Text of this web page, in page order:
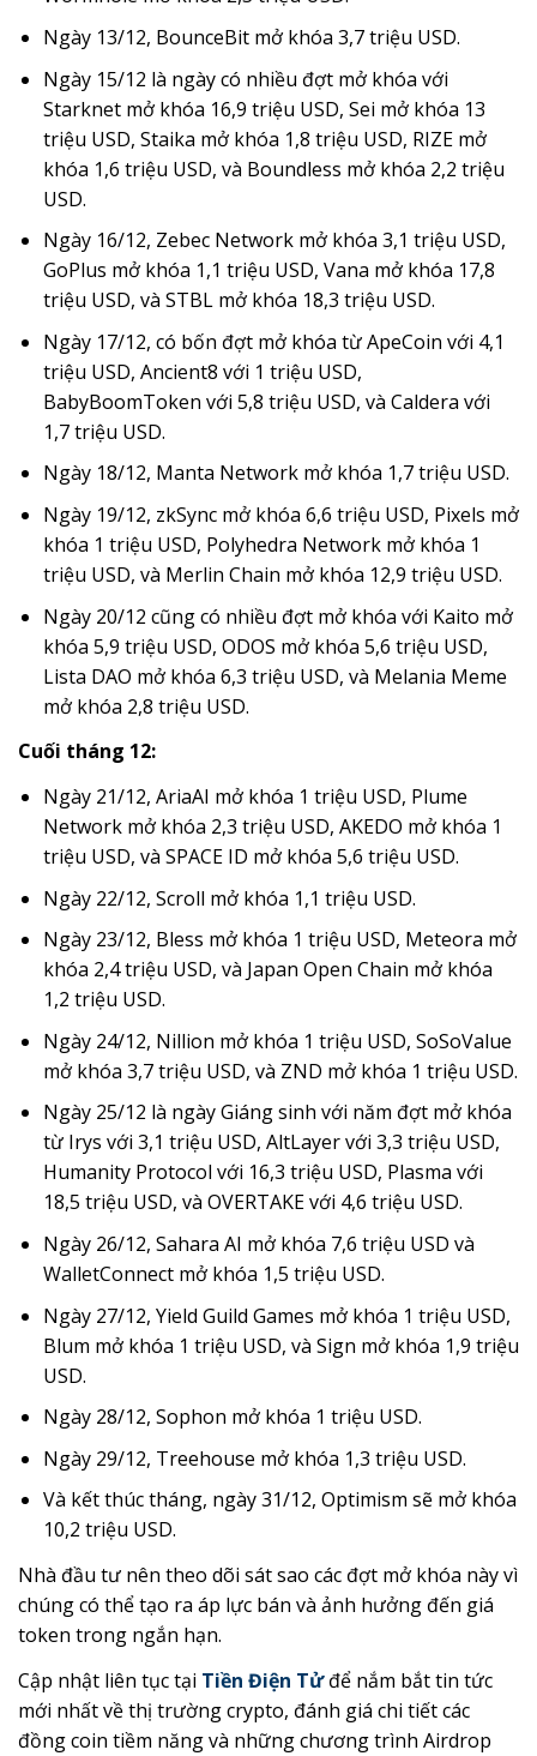
Ngày 13/12, BounceBit mở khóa 3,7 triệu USD.
Ngày 15/12 là ngày có nhiều đợt mở khóa với
Starknet mở khóa 16,9 triệu USD, Sei mở khóa 13
triệu USD, Staika mở khóa 1,8 triệu USD, RIZE mở
khóa 1,6 triệu USD, và Boundless mở khóa 2,2 triệu
USD.
Ngày 16/12, Zebec Network mở khóa 3,1 triệu USD,
GoPlus mở khóa 1,1 triệu USD, Vana mở khóa 17,8
triệu USD, và STBL mở khóa 18,3 triệu USD.
Ngày 17/12, có bốn đợt mở khóa từ ApeCoin với 4,1
triệu USD, Ancient8 với 1 triệu USD,
BabyBoomToken với 5,8 triệu USD, và Caldera với
1,7 triệu USD.
Ngày 18/12, Manta Network mở khóa 1,7 triệu USD.
Ngày 19/12, zkSync mở khóa 6,6 triệu USD, Pixels mở
khóa 1 triệu USD, Polyhedra Network mở khóa 1
triệu USD, và Merlin Chain mở khóa 12,9 triệu USD.
Ngày 20/12 cũng có nhiều đợt mở khóa với Kaito mở
khóa 5,9 triệu USD, ODOS mở khóa 5,6 triệu USD,
Lista DAO mở khóa 6,3 triệu USD, và Melania Meme
mở khóa 2,8 triệu USD.
Cuối tháng 12:
Ngày 21/12, AriaAI mở khóa 1 triệu USD, Plume
Network mở khóa 2,3 triệu USD, AKEDO mở khóa 1
triệu USD, và SPACE ID mở khóa 5,6 triệu USD.
Ngày 22/12, Scroll mở khóa 1,1 triệu USD.
Ngày 23/12, Bless mở khóa 1 triệu USD, Meteora mở
khóa 2,4 triệu USD, và Japan Open Chain mở khóa
1,2 triệu USD.
Ngày 24/12, Nillion mở khóa 1 triệu USD, SoSoValue
mở khóa 3,7 triệu USD, và ZND mở khóa 1 triệu USD.
Ngày 25/12 là ngày Giáng sinh với năm đợt mở khóa
từ Irys với 3,1 triệu USD, AltLayer với 3,3 triệu USD,
Humanity Protocol với 16,3 triệu USD, Plasma với
18,5 triệu USD, và OVERTAKE với 4,6 triệu USD.
Ngày 26/12, Sahara AI mở khóa 7,6 triệu USD và
WalletConnect mở khóa 1,5 triệu USD.
Ngày 27/12, Yield Guild Games mở khóa 1 triệu USD,
Blum mở khóa 1 triệu USD, và Sign mở khóa 1,9 triệu
USD.
Ngày 28/12, Sophon mở khóa 1 triệu USD.
Ngày 29/12, Treehouse mở khóa 1,3 triệu USD.
Và kết thúc tháng, ngày 31/12, Optimism sẽ mở khóa
10,2 triệu USD.
Nhà đầu tư nên theo dõi sát sao các đợt mở khóa này vì
chúng có thể tạo ra áp lực bán và ảnh hưởng đến giá
token trong ngắn hạn.
Cập nhật liên tục tại Tiền Điện Tửđể nắm bắt tin tức
mới nhất về thị trường crypto, đánh giá chi tiết các
đồng coin tiềm năng và những chương trình Airdrop